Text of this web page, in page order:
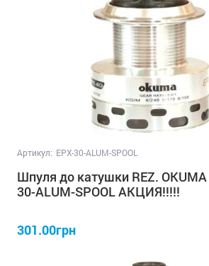
Артикул: EPX-30-ALUM-SPOOL
Шпуля до катушки REZ. OKUMA
30-ALUM-SPOOL АКЦИЯ!!!!!
301.00грн